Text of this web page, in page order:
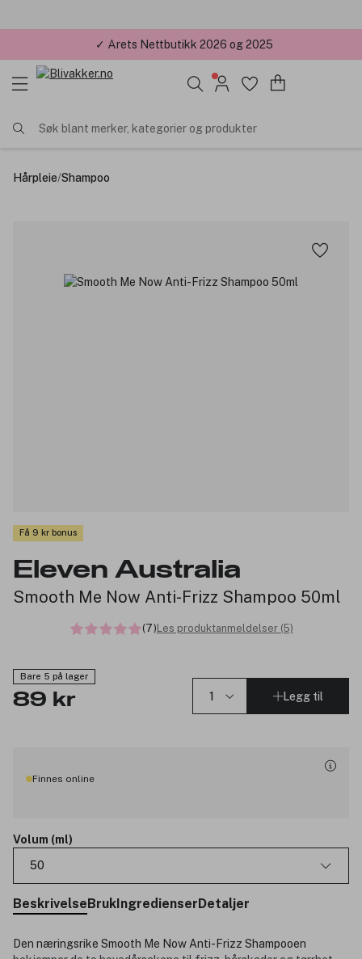
✓ Årets Nettbutikk 2026 og 2025
Søk blant merker, kategorier og produkter
Hårpleie/Shampoo
Få 9 kr bonus
Eleven Australia
Smooth Me Now Anti-Frizz Shampoo 50ml
(7)Les produktanmeldelser (5)
Bare 5 på lager
89 kr Legg til
Finnes online
Volum (ml)
50
BeskrivelseBrukIngredienserDetaljer
Den næringsrike Smooth Me Now Anti-Frizz Shampooen